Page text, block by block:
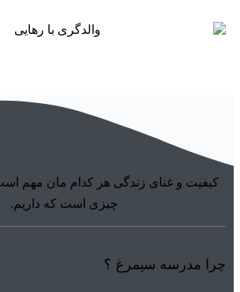
کیفیت و غنای زندگی هر کدام مان مهم است
چیزی است که داریم.
چرا مدرسه سیمرغ ؟